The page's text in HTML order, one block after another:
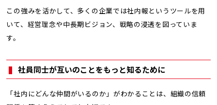
この強みを活かして、多くの企業では社内報というツールを用
いて、経営理念や中長期ビジョン、戦略の浸透を図っていま
す。
社員同士が互いのことをもっと知るために
「社内にどんな仲間がいるのか」がわかることは、組織の信頼